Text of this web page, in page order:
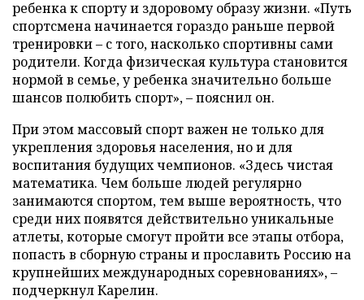
ребенка к спорту и здоровому образу жизни. «Путь
спортсмена начинается гораздо раньше первой
тренировки – с того, насколько спортивны сами
родители. Когда физическая культура становится
нормой в семье, у ребенка значительно больше
шансов полюбить спорт», – пояснил он.
При этом массовый спорт важен не только для
укрепления здоровья населения, но и для
воспитания будущих чемпионов. «Здесь чистая
математика. Чем больше людей регулярно
занимаются спортом, тем выше вероятность, что
среди них появятся действительно уникальные
атлеты, которые смогут пройти все этапы отбора,
попасть в сборную страны и прославить Россию на
крупнейших международных соревнованиях», –
подчеркнул Карелин.